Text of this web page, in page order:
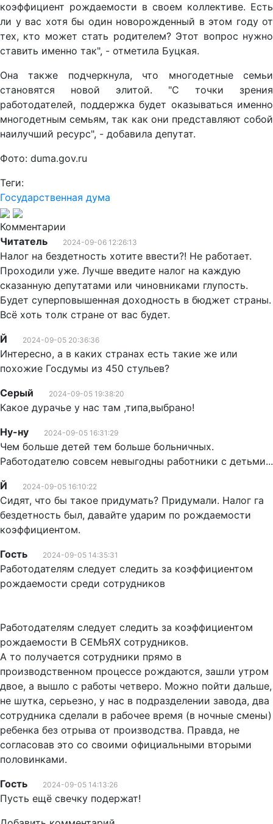
коэффициент рождаемости в своем коллективе. Есть
ли у вас хотя бы один новорожденный в этом году от
тех, кто может стать родителем? Этот вопрос нужно
ставить именно так", - отметила Буцкая.
Она также подчеркнула, что многодетные семьи
становятся новой элитой. "С точки зрения
работодателей, поддержка будет оказываться именно
многодетным семьям, так как они представляют собой
наилучший ресурс", - добавила депутат.
Фото: duma.gov.ru
Теги:
Государственная дума
Комментарии
Читатель
2024-09-06 12:26:13
Налог на бездетность хотите ввести?! Не работает.
Проходили уже. Лучше введите налог на каждую
сказанную депутатами или чиновниками глупость.
Будет суперповышенная доходность в бюджет страны.
Всё хоть толк стране от вас будет.
Й
2024-09-05 20:36:36
Интересно, а в каких странах есть такие же или
похожие Госдумы из 450 стульев?
Серый
2024-09-05 19:38:20
Какое дурачье у нас там ,типа,выбрано!
Ну-ну
2024-09-05 16:31:29
Чем больше детей тем больше больничных.
Работодателю совсем невыгодны работники с детьми...
Й
2024-09-05 16:10:22
Сидят, что бы такое придумать? Придумали. Налог га
бездетность был, давайте ударим по рождаемости
коэффициентом.
Гость
2024-09-05 14:35:31
Работодателям следует следить за коэффициентом
рождаемости среди сотрудников
Работодателям следует следить за коэффициентом
рождаемости В СЕМЬЯХ сотрудников.
А то получается сотрудники прямо в
производственном процессе рождаются, зашли утром
двое, а вышло с работы четверо. Можно пойти дальше,
не шутка, серьезно, у нас в подразделении завода, два
сотрудника сделали в рабочее время (в ночные смены)
ребенка без отрыва от производства. Правда, не
согласовав это со своими официальными вторыми
половинками.
Гость
2024-09-05 14:13:26
Пусть ещё свечку подержат!